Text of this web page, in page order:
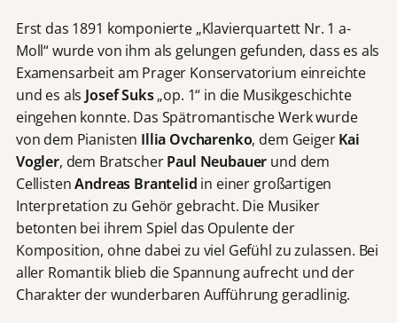
Erst das 1891 komponierte „Klavierquartett Nr. 1 a-
Moll“ wurde von ihm als gelungen gefunden, dass es als
Examensarbeit am Prager Konservatorium einreichte
und es als Josef Suks„op. 1“ in die Musikgeschichte
eingehen konnte. Das Spätromantische Werk wurde
von dem Pianisten Illia Ovcharenko, dem GeigerKai
Vogler, dem BratscherPaul Neubauer und dem
CellistenAndreas Brantelid in einer großartigen
Interpretation zu Gehör gebracht. Die Musiker
betonten bei ihrem Spiel das Opulente der
Komposition, ohne dabei zu viel Gefühl zu zulassen. Bei
aller Romantik blieb die Spannung aufrecht und der
Charakter der wunderbaren Aufführung geradlinig.